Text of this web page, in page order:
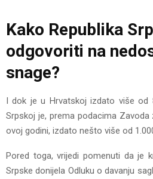
Kako Republika
odgovoriti na
snage?
I dok je u Hrvatskoj izdato više od
Srpskoj je, prema podacima
ovoj godini, izdato nešto više od
Pored toga, vrijedi pomenuti da je
Srpske donijela Odluku o davanju